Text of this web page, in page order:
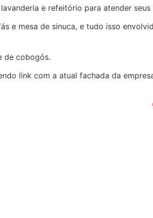
e refeitório para atender
e mesa de sinuca, e tudo isso
de cobogós.
link com a atual fachada da